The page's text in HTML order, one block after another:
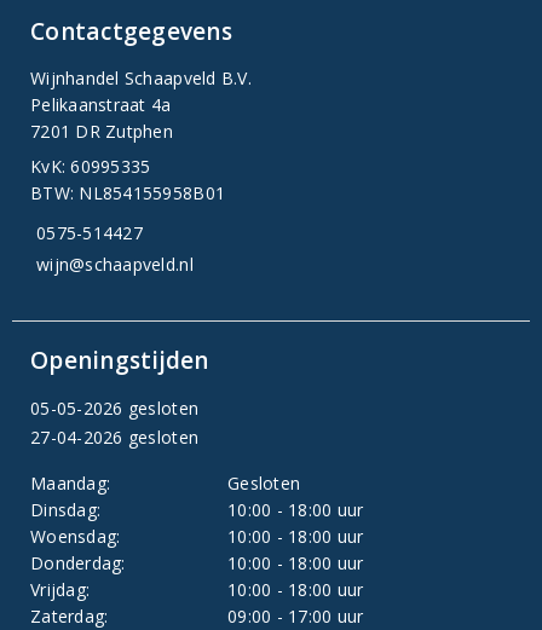
Contactgegevens
Wijnhandel Schaapveld B.V.
Pelikaanstraat 4a
7201 DR Zutphen
KvK: 60995335
BTW: NL854155958B01
0575-514427
wijn@schaapveld.nl
Openingstijden
05-05-2026 gesloten
27-04-2026 gesloten
Maandag:
Gesloten
Dinsdag:
10:00 - 18:00 uur
Woensdag:
10:00 - 18:00 uur
Donderdag:
10:00 - 18:00 uur
Vrijdag:
10:00 - 18:00 uur
Zaterdag:
09:00 - 17:00 uur